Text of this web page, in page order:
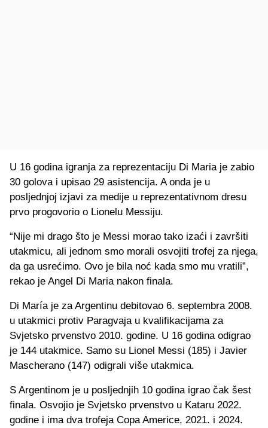
U 16 godina igranja za reprezentaciju Di Maria je zabio
30 golova i upisao 29 asistencija. A onda je u
posljednjoj izjavi za medije u reprezentativnom dresu
prvo progovorio o Lionelu Messiju.
“Nije mi drago što je Messi morao tako izaći i završiti
utakmicu, ali jednom smo morali osvojiti trofej za njega,
da ga usrećimo. Ovo je bila noć kada smo mu vratili”,
rekao je Angel Di Maria nakon finala.
Di María je za Argentinu debitovao 6. septembra 2008.
u utakmici protiv Paragvaja u kvalifikacijama za
Svjetsko prvenstvo 2010. godine. U 16 godina odigrao
je 144 utakmice. Samo su Lionel Messi (185) i Javier
Mascherano (147) odigrali više utakmica.
S Argentinom je u posljednjih 10 godina igrao čak šest
finala. Osvojio je Svjetsko prvenstvo u Kataru 2022.
godine i ima dva trofeja Copa Americe, 2021. i 2024.